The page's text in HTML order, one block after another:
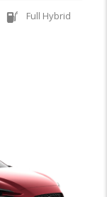
Full Hybrid